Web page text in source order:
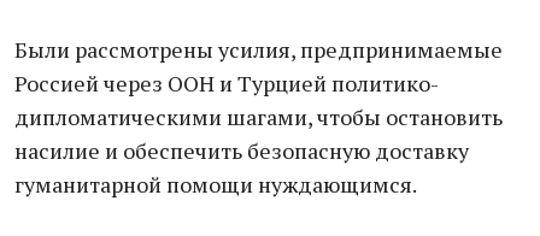
Были рассмотрены усилия, предпринимаемые
Россией через ООН и Турцией политико-
дипломатическими шагами, чтобы остановить
насилие и обеспечить безопасную доставку
гуманитарной помощи нуждающимся.